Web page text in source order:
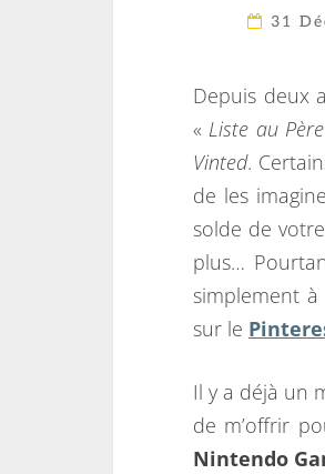
31
Depuis deux
« Liste au
Vinted.
de les
solde de
plus…
simplement
sur le
Il y a déjà un
de m’offrir
Nintendo